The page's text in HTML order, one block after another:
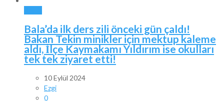
Bala’da ilk ders zili önceki gün çaldı!
Bakan Tekin minikler için mektup kaleme
aldı, İlçe Kaymakamı Yıldırım ise okulları
tek tek ziyaret etti!
10 Eylül 2024
Ezgi
0